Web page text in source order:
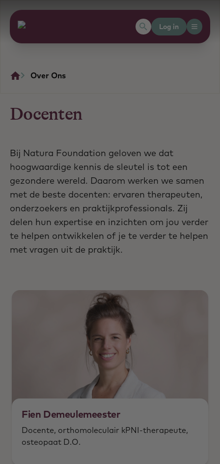
Log in
Over Ons
Docenten
Bij Natura Foundation geloven we dat
hoogwaardige kennis de sleutel is tot een
gezondere wereld. Daarom werken we samen
met de beste docenten: ervaren therapeuten,
onderzoekers en praktijkprofessionals. Zij
delen hun expertise en inzichten om jou verder
te helpen ontwikkelen of je te verder te helpen
met vragen uit de praktijk.
Fien Demeulemeester
Docente, orthomoleculair kPNI-therapeute,
osteopaat D.O.